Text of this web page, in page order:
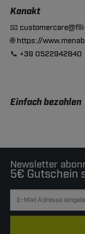
Konakt
📧
🌐https://
📞 +39 0522942840
Einfach bezahlen
Newsletter
5€ Gutschein